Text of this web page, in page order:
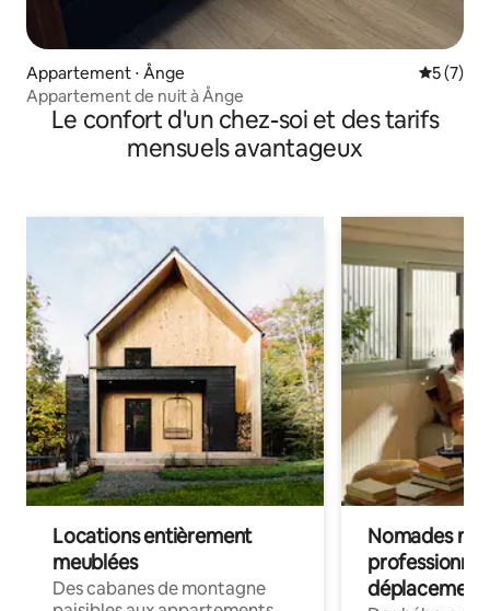
Appartement ⋅ Ånge
5 (7)
Appartement de nuit à Ånge
Le confort d'un chez-soi et des tarifs
mensuels avantageux
Locations entièrement
meublées
Des cabanes de montagne
Nomades
déplacement